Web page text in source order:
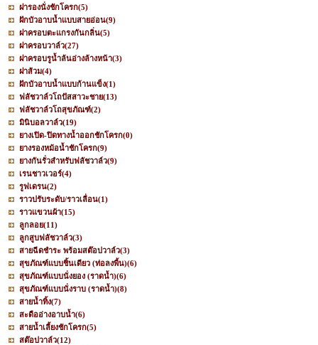
ฝารองนั่งชักโครก(5)
ฝักบัวอาบน้ำแบบสายอ่อน(9)
ฝาครอบตะแกรงกันกลิ่น(5)
ฝาครอบวาล์ว(27)
ฝาครอบรูน้ำล้นอ่างล้างหน้า(3)
ฝาส้วม(4)
ฝักบัวอาบน้ำแบบก้านแข็ง(1)
ฟลัชวาล์วโถปัสสาวะชาย(13)
ฟลัชวาล์วโถสุขภัณฑ์(2)
มินิบอลวาล์ว(19)
ยางเปิด-ปิดทางน้ำออกชักโครก(0)
ยางรองหม้อน้ำชักโครก(9)
ยางกันรั่วสำหรับฟลัชวาล์ว(9)
เรนชาวเวอร์(4)
รูฟเดรน(2)
ราวปรับระดับ/ราวเลื่อน(1)
ราวแขวนผ้า(15)
ลูกลอย(11)
ลูกสูบฟลัชวาล์ว(3)
สายฉีดชำระ พร้อมสต๊อปวาล์ว(3)
สุขภัณฑ์แบบชิ้นเดียว (ท่อลงพื้น)(6)
สุขภัณฑ์แบบนั่งยอง (ราดน้ำ)(6)
สุขภัณฑ์แบบนั่งราบ (ราดน้ำ)(8)
สายน้ำทิ้ง(7)
สะดืออ่างอาบน้ำ(6)
สายน้ำเลี้ยงชักโครก(5)
สต๊อปวาล์ว(12)